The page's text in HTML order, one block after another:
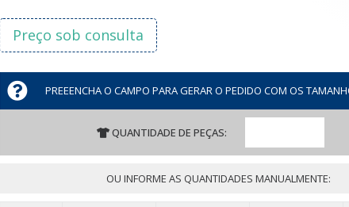
Preço sob consulta
PREEENCHA O CAMPO PARA GERAR O PEDIDO COM OS
QUANTIDADE DE PEÇAS:
OU INFORME AS QUANTIDADES MANUALMENTE: